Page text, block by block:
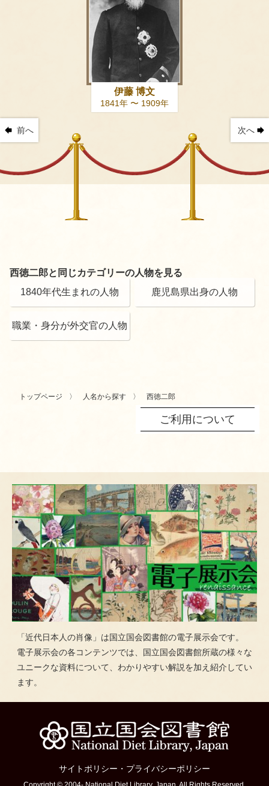
前へ
伊藤 博文
1841年 〜 1909年
次へ
西徳二郎と同じカテゴリーの人物を見る
1840年代生まれの人物
鹿児島県出身の人物
職業・身分が外交官の人物
トップページ 人名から探す 西徳二郎
ご利用について
「近代日本人の肖像」は国立国会図書館の電子展示会です。
電子展示会の各コンテンツでは、国立国会図書館所蔵の様々な
ユニークな資料について、わかりやすい解説を加え紹介してい
ます。
サイトポリシー ・ プライバシーポリシー